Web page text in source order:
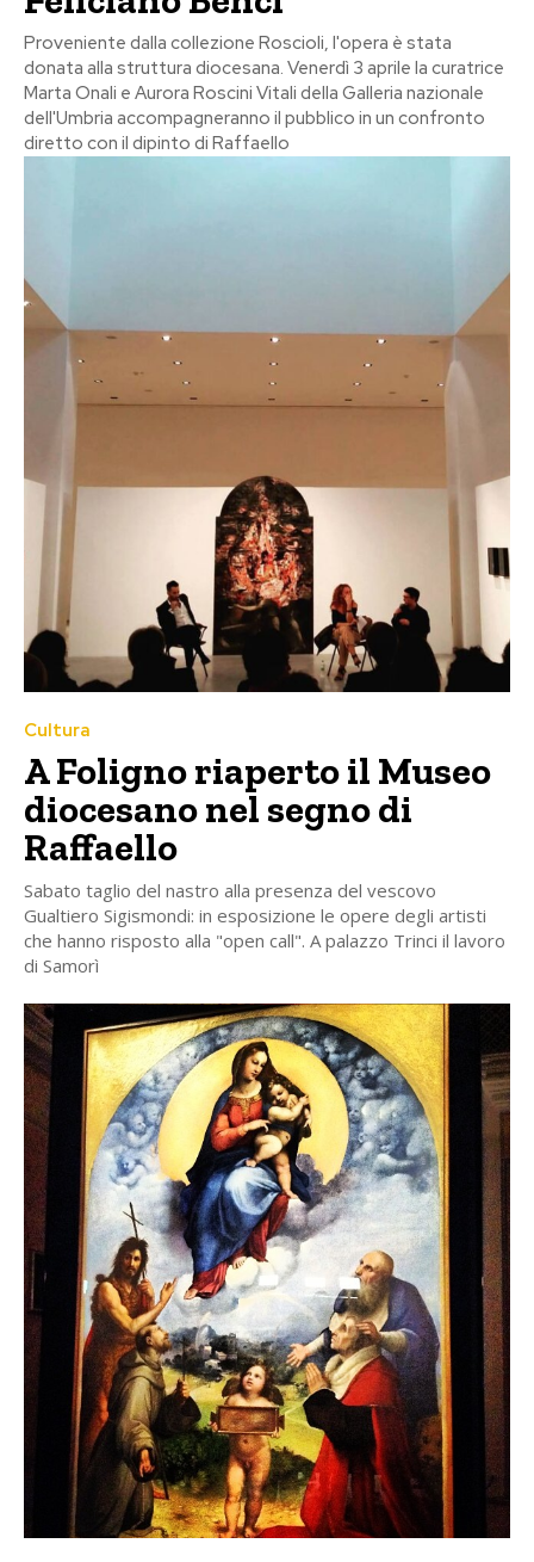
Proveniente dalla collezione Roscioli, l'opera è stata
donata alla struttura diocesana. Venerdì 3 aprile la curatrice
Marta Onali e Aurora Roscini Vitali della Galleria nazionale
dell'Umbria accompagneranno il pubblico in un confronto
diretto con il dipinto di Raffaello
Cultura
A Foligno riaperto il Museo
diocesano nel segno di
Raffaello
Sabato taglio del nastro alla presenza del vescovo
Gualtiero Sigismondi: in esposizione le opere degli artisti
che hanno risposto alla "open call". A palazzo Trinci il lavoro
di Samorì